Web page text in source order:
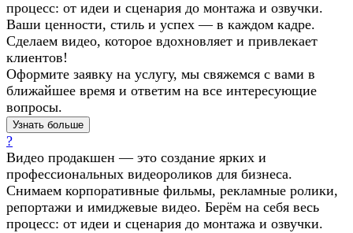
процесс: от идеи и сценария до монтажа и озвучки.
Ваши ценности, стиль и успех — в каждом кадре.
Сделаем видео, которое вдохновляет и привлекает
клиентов!
Оформите заявку на услугу, мы свяжемся с вами в
ближайшее время и ответим на все интересующие
вопросы.
Узнать больше
?
Видео продакшен — это создание ярких и
профессиональных видеороликов для бизнеса.
Снимаем корпоративные фильмы, рекламные ролики,
репортажи и имиджевые видео. Берём на себя весь
процесс: от идеи и сценария до монтажа и озвучки.